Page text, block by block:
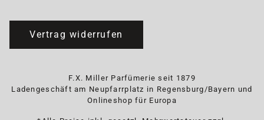
Vertrag widerrufen
F.X. Miller Parfümerie seit 1879
Ladengeschäft am Neupfarrplatz in Regensburg/Bayern und
Onlineshop für Europa